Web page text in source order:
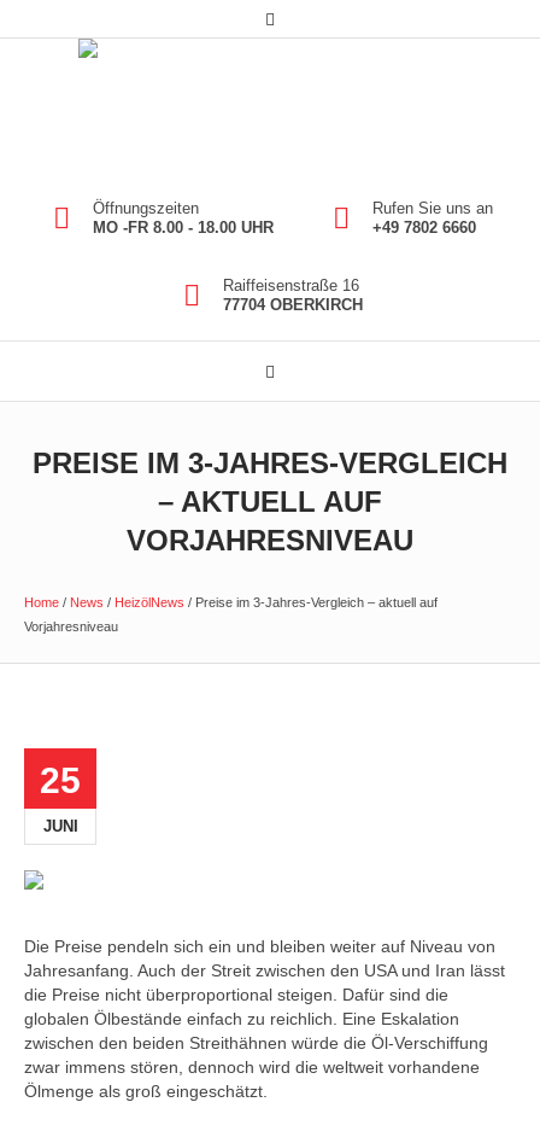
Öffnungszeiten
MO -FR 8.00 - 18.00 UHR
Rufen Sie uns an
+49 7802 6660
Raiffeisenstraße 16
77704 OBERKIRCH
PREISE IM 3-JAHRES-VERGLEICH
– AKTUELL AUF
VORJAHRESNIVEAU
Home / News / HeizölNews / Preise im 3-Jahres-Vergleich – aktuell auf
Vorjahresniveau
25
JUNI
Die Preise pendeln sich ein und bleiben weiter auf Niveau von
Jahresanfang. Auch der Streit zwischen den USA und Iran lässt
die Preise nicht überproportional steigen. Dafür sind die
globalen Ölbestände einfach zu reichlich. Eine Eskalation
zwischen den beiden Streithähnen würde die Öl-Verschiffung
zwar immens stören, dennoch wird die weltweit vorhandene
Ölmenge als groß eingeschätzt.